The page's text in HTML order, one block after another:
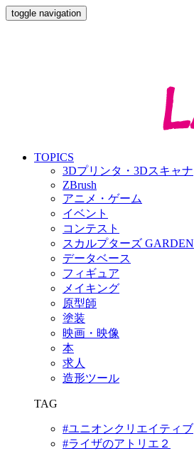
toggle navigation
TOPICS
3Dプリンタ・3Dスキャナ
ZBrush
アニメ・ゲーム
イベント
コンテスト
スカルプターズ GARDEN
データベース
フィギュア
メイキング
原型師
塗装
映画・映像
本
求人
造形ツール
TAG
#ユニオンクリエイティブ
#ライザのアトリエ２